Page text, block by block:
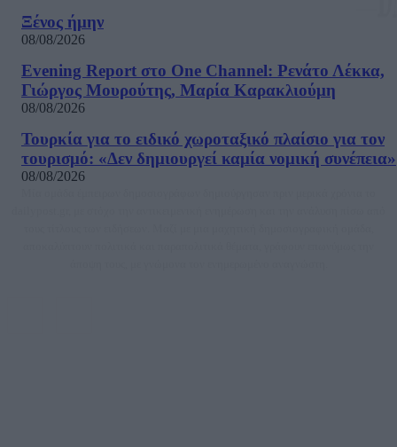
Ξένος ήμην
08/08/2026
Evening Report στο One Channel: Ρενάτο Λέκκα,
Γιώργος Μουρούτης, Μαρία Καρακλιούμη
08/08/2026
Τουρκία για το ειδικό χωροταξικό πλαίσιο για τον
τουρισμό: «Δεν δημιουργεί καμία νομική συνέπεια»
08/08/2026